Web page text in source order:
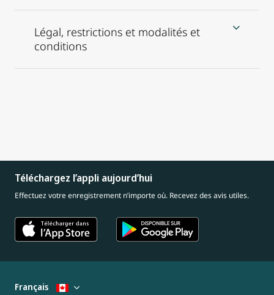
Légal, restrictions et modalités et
conditions
Téléchargez l’appli aujourd’hui
Effectuez votre enregistrement n’importe où. Recevez des avis utiles.
Français